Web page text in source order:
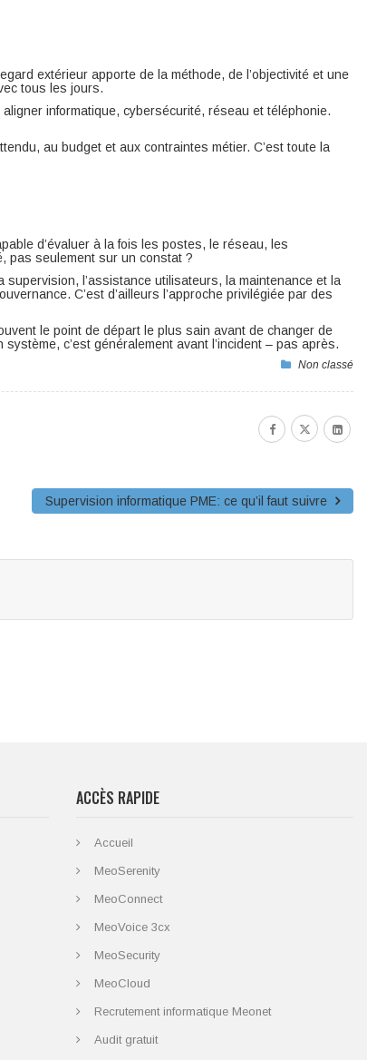
extérieur apporte de la méthode, de l’objectivité et une
tous les jours.
informatique, cybersécurité, réseau et téléphonie.
au budget et aux contraintes métier. C’est toute la
d’évaluer à la fois les postes, le réseau, les
pas seulement sur un constat ?
l’assistance utilisateurs, la maintenance et la
C’est d’ailleurs l’approche privilégiée par des
le point de départ le plus sain avant de changer de
c’est généralement avant l’incident – pas après.
Non classé
Supervision informatique PME: ce qu’il faut suivre
ACCÈS RAPIDE
Accueil
MeoSerenity
MeoConnect
MeoVoice 3cx
MeoSecurity
MeoCloud
Recrutement informatique Meonet
Audit gratuit